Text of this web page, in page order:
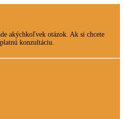
akýchkoľvek otázok. Ak si chcete
konzultáciu.